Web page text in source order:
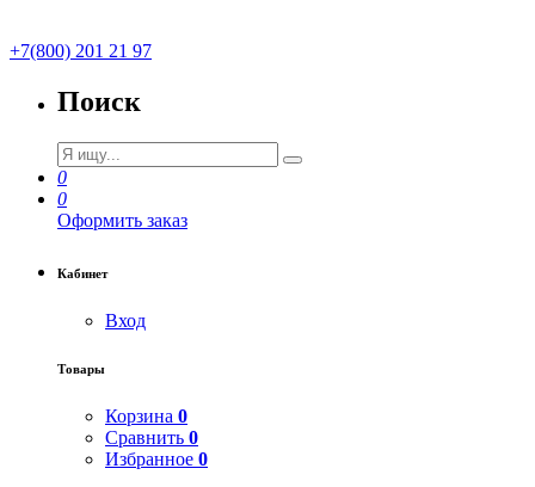
+7(800) 201 21 97
Поиск
0
0
Оформить заказ
Кабинет
Вход
Товары
Корзина 0
Сравнить 0
Избранное 0